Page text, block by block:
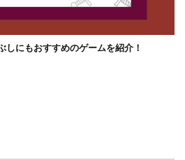
しにもおすすめのゲームを紹介！